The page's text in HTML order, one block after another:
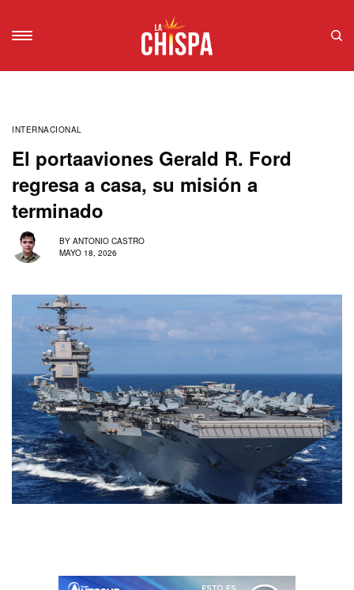
INTERNACIONAL
El portaaviones Gerald R. Ford
regresa a casa, su misión a
terminado
BY ANTONIO CASTRO
MAYO 18, 2026